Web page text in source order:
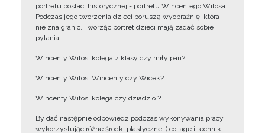
portretu postaci historycznej - portretu Wincentego Witosa.
Podczas jego tworzenia dzieci poruszą wyobraźnię, która
nie zna granic. Tworząc portret dzieci mają zadać sobie
pytania:
Wincenty Witos, kolega z klasy czy miły pan?
Wincenty Witos, Wincenty czy Wicek?
Wincenty Witos, kolega czy dziadzio ?
By dać następnie odpowiedz podczas wykonywania pracy,
wykorzystując różne środki plastyczne, ( collage i techniki